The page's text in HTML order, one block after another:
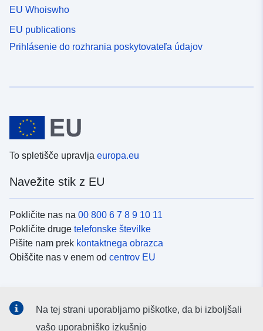
EU Whoiswho
EU publications
Prihlásenie do rozhrania poskytovateľa údajov
To spletišče upravlja europa.eu
Navežite stik z EU
Pokličite nas na 00 800 6 7 8 9 10 11
Pokličite druge telefonske številke
Pišite nam prek kontaktnega obrazca
Obiščite nas v enem od centrov EU
Iskanje podružbenih medijih EU
Na tej strani uporabljamo piškotke, da bi izboljšali
vašo uporabniško izkušnjo